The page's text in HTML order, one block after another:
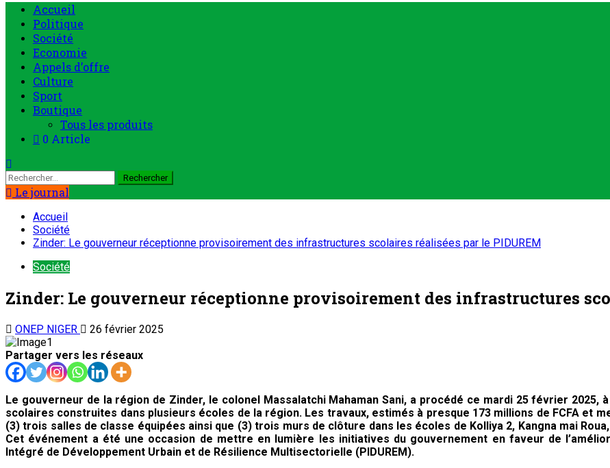
Menu
principal
Accueil
Politique
Société
Economie
Appels d’offre
Culture
Sport
Boutique
Tous les produits
0 Article
Rechercher :
Le journal
Accueil
Société
Zinder: Le gouverneur réceptionne provisoirement des infrastructures scolaires réalisées par le PIDUREM
Société
Zinder: Le gouverneur réceptionne provisoirement des infrastructures
ONEP NIGER
26 février 2025
Partager vers les réseaux
Le gouverneur de la région de Zinder, le colonel Massalatchi Mahaman Sani, a procédé ce mardi 25 février
scolaires construites dans plusieurs écoles de la région. Les travaux, estimés à presque 173 millions de FCFA et
(3) trois salles de classe équipées ainsi que (3) trois murs de clôture dans les écoles de Kolliya 2, Kangna mai
Cet événement a été une occasion de mettre en lumière les initiatives du gouvernement en faveur de
Intégré de Développement Urbain et de Résilience Multisectorielle (PIDUREM).